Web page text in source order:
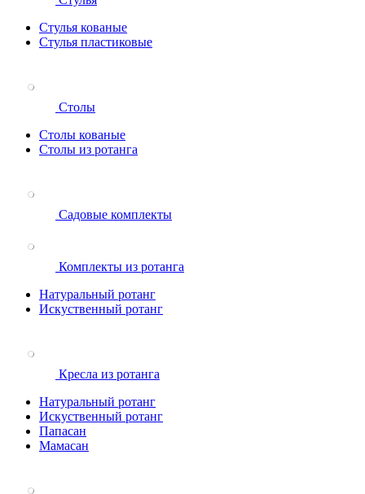
Стулья кованые
Стулья пластиковые
Столы
Столы кованые
Столы из ротанга
Садовые комплекты
Комплекты из ротанга
Натуральный ротанг
Искуственный ротанг
Кресла из ротанга
Натуральный ротанг
Искуственный ротанг
Папасан
Мамасан